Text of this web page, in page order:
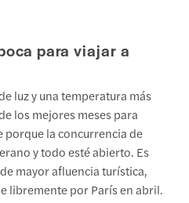
para viajar a
luz y una temperatura más
los mejores meses para
porque la concurrencia de
y todo esté abierto. Es
mayor afluencia turística,
libremente por París en abril.